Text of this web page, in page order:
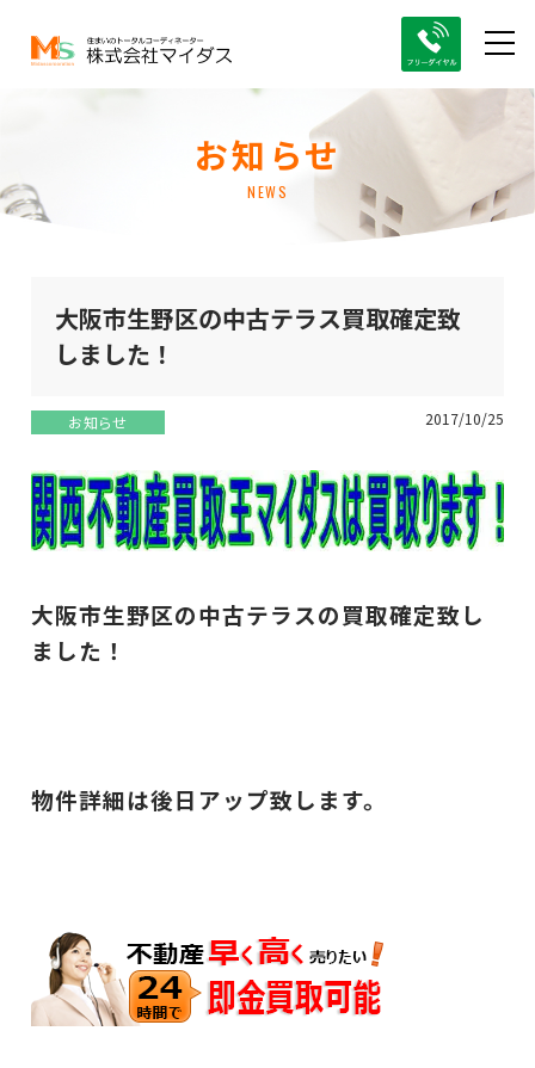
お知らせ
NEWS
大阪市生野区の中古テラス買取確定致
しました！
お知らせ 2017/10/25
大阪市生野区の中古テラスの買取確定致し
ました！
物件詳細は後日アップ致します。